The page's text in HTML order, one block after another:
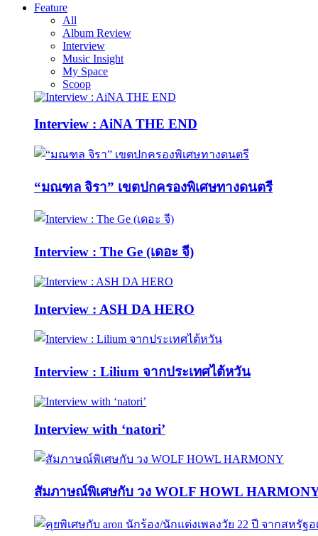
Feature
All
Album Review
Interview
Music Insight
My Space
Scoop
Interview : AiNA THE END
“มณฑล จิรา” เขตปกครองพิเศษทางดนตรี
Interview : The Ge (เดอะ จี)
Interview : ASH DA HERO
Interview : Lilium จากประเทศไต้หวัน
Interview with ‘natori’
สัมภาษณ์พิเศษกับ วง WOLF HOWL